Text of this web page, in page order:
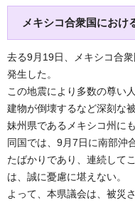
メキシコ合衆国におけ
去る9月19日、メキシコ合
発生した。
この地震により多数の尊い
建物が倒壊するなど深刻な
妹州県であるメキシコ州に
同国では、9月7日に南部沖
たばかりであり、連続して
は、誠に憂慮に堪えない。
よって、本県議会は、被災